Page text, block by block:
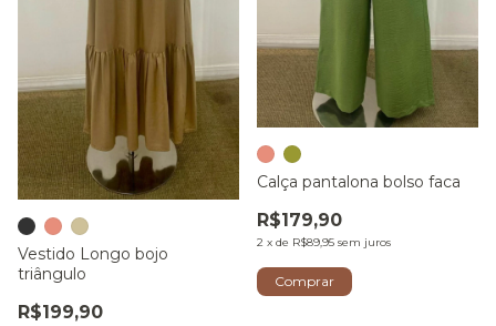
Vestido Longo bojo
triângulo
R$199,90
Calça pantalona bolso faca
R$179,90
2 x de R$89,95 sem juros
Comprar